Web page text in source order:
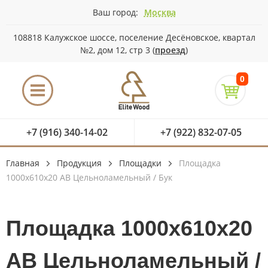
Ваш город: Москва
108818 Калужское шоссе, поселение Десёновское, квартал
№2, дом 12, стр 3 (проезд)
+7 (916) 340-14-02 +7 (922) 832-07-05
0
Главная Продукция Площадки
Площадка
1000х610х20 АВ Цельноламельный / Бук
Площадка 1000х610х20
АВ Цельноламельный /